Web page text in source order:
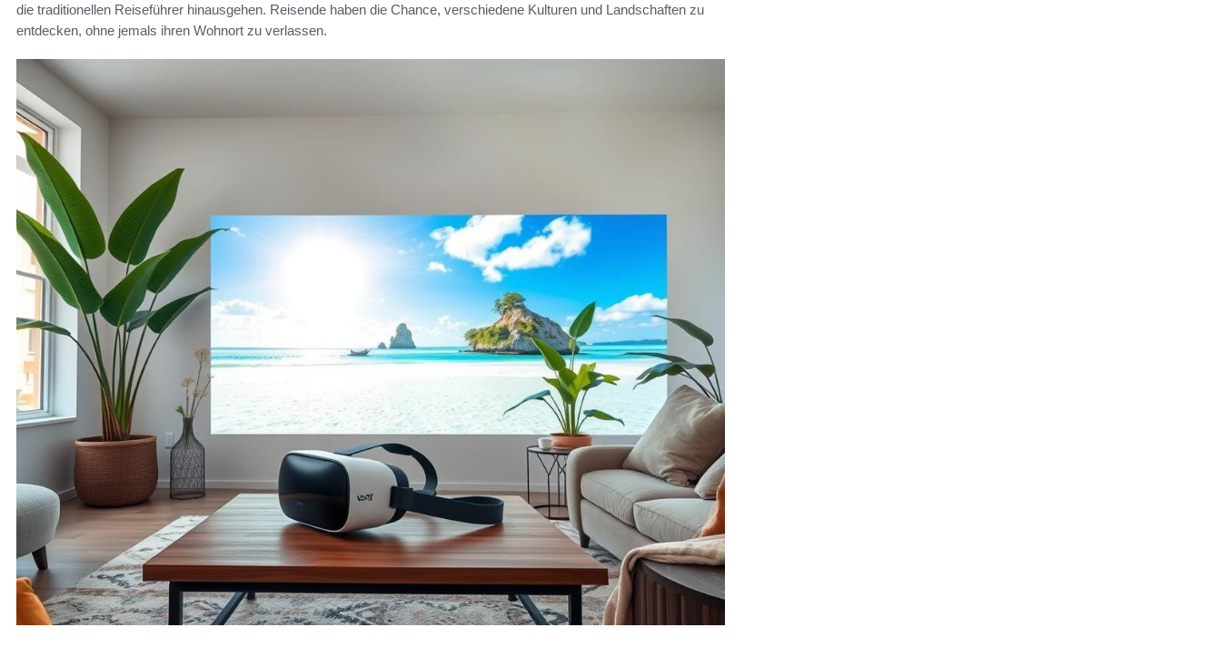
die traditionellen Reiseführer hinausgehen. Reisende haben die Chance, verschiedene Kulturen und Landschaften zu
entdecken, ohne jemals ihren Wohnort zu verlassen.